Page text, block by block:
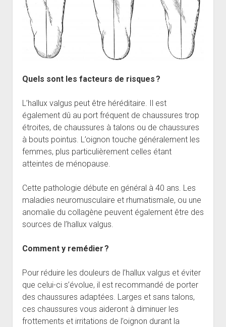
Quels sont les facteurs de risques ?
L’hallux valgus peut être héréditaire. Il est
également dû au port fréquent de chaussures trop
étroites, de chaussures à talons ou de chaussures
à bouts pointus. L’oignon touche généralement les
femmes, plus particulièrement celles étant
atteintes de ménopause.
Cette pathologie débute en général à 40 ans. Les
maladies neuromusculaire et rhumatismale, ou une
anomalie du collagène peuvent également être des
sources de l’hallux valgus.
Comment y remédier ?
Pour réduire les douleurs de l’hallux valgus et éviter
que celui-ci s’évolue, il est recommandé de porter
des chaussures adaptées. Larges et sans talons,
ces chaussures vous aideront à diminuer les
frottements et irritations de l’oignon durant la